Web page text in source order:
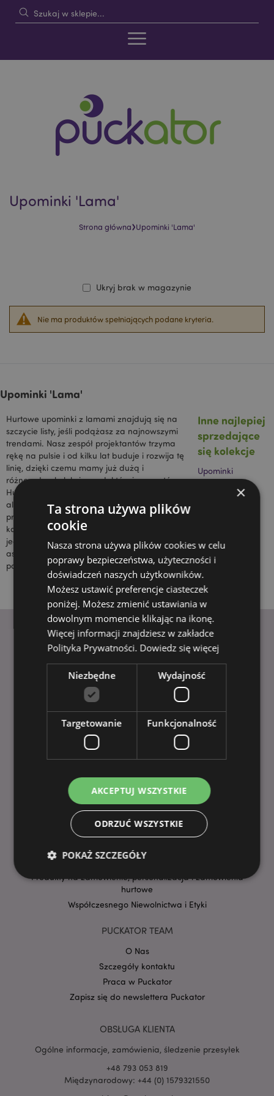
Upominki 'Lama'
Strona główna›Upominki 'Lama'
Nie ma produktów spełniających podane kryteria.
Ukryj brak w magazynie
Upominki 'Lama'
Hurtowe upominki z lamami znajdują się na
szczycie listy, jeśli podążasz za najnowszymi
trendami. Nasz zespół projektantów trzyma
rękę na pulsie i od kilku lat buduje i rozwija tę
linię, dzięki czemu mamy już dużą i
różnorodną kolekcję produktów i prezentów.
Hurtowo sprzedawane upominki z lamami i
alpakami to wszechstronny asortyment, który
przyciągnie młodych i starych, mężczyzn i
kobiety. Jest to kolekcja, która szybko stała się
jednym z naszych najlepiej sprzedających się
asortymentów i nadal cieszy się
popularnością na całym świecie.
Inne najlepiej
sprzedające
się kolekcje
Upominki
Dostawa i Wysyłka
Płatności
Składanie zamówień
Powiadomienia o regulacjach dotyczących produktów w UE
Plik danych produktów
Produkty na zamówienie, personalizacja i zamówienia
hurtowe
Współczesnego Niewolnictwa i Etyki
PUCKATOR TEAM
O Nas
Szczegóły kontaktu
Praca w Puckator
Zapisz się do newslettera Puckator
OBSŁUGA KLIENTA
Ogólne informacje, zamówienia, śledzenie przesyłek
+48 793 053 819
Międzynarodowy: +44 (0) 1579321550
×
Ta strona używa plików
cookie
Nasza strona używa plików cookies w celu
poprawy bezpieczeństwa, użyteczności i
doświadczeń naszych użytkowników.
Możesz ustawić preferencje ciasteczek
poniżej. Możesz zmienić ustawiania w
dowolnym momencie klikając na ikonę.
Więcej informacji znajdziesz w zakładce
Polityka Prywatności. Dowiedz się więcej
Niezbędne Wydajność
Targetowanie Funkcjonalność
AKCEPTUJ WSZYSTKIE
ODRZUĆ WSZYSTKIE
POKAŻ SZCZEGÓŁY
Niezbędne Wydajność
Targetowanie
funkcjonowanie strony. Należą do nich loginy
klientów i zarządzanie kontami.